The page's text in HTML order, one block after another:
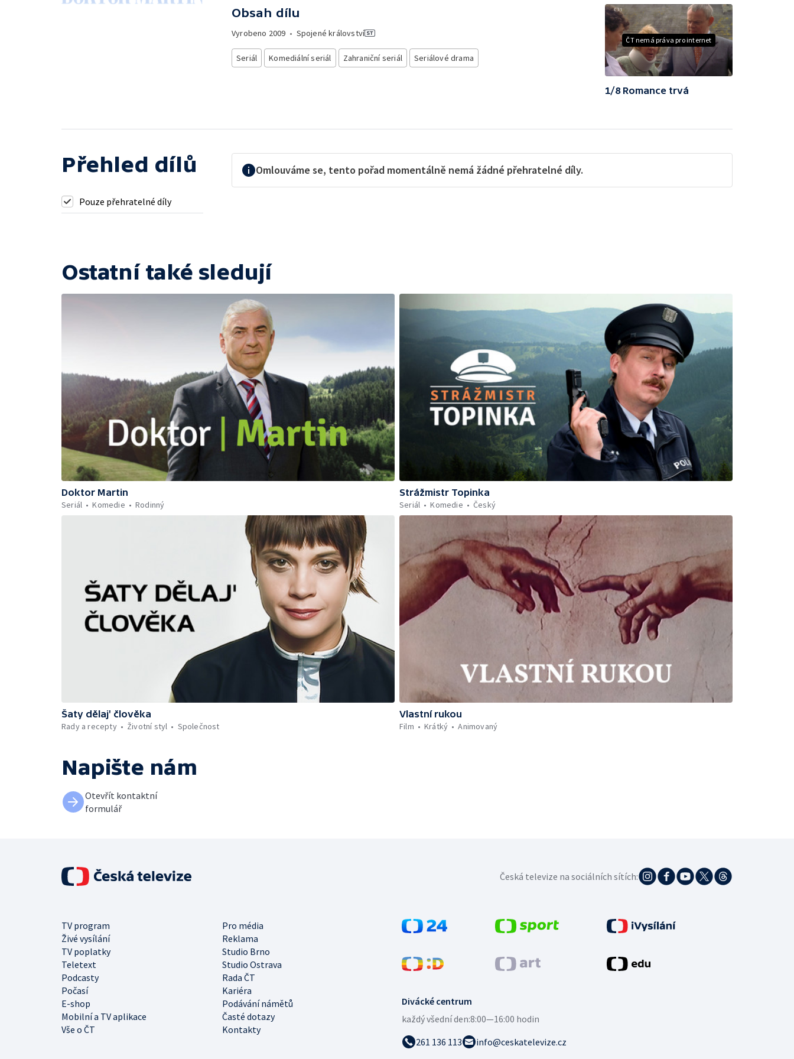
Obsah dílu
Vyrobeno 2009 • Spojené království
Seriál Komediální seriál Zahraniční seriál Seriálové drama
ČT nemá práva pro internet
1/8 Romance trvá
Přehled dílů
Pouze přehratelné díly
Omlouváme se, tento pořad momentálně nemá žádné přehratelné díly.
Ostatní také sledují
Doktor Martin
Seriál
Komedie Rodinný
Strážmistr Topinka
Seriál
Komedie Český
Šaty dělaj' člověka
Rady a recepty
Životní styl Společnost
Vlastní rukou
Film
Krátký Animovaný
Napište nám
Otevřít kontaktní
formulář
Divácké centrum
každý všední den:8:00—16:00 hodin
261 136 113
info@ceskatelevize.cz
TV program
Pro média
Živé vysílání
Reklama
TV poplatky
Studio Brno
Teletext
Studio Ostrava
Podcasty
Rada ČT
Počasí
Kariéra
E-shop
Podávání námětů
Mobilní a TV aplikace
Časté dotazy
Vše o ČT
Kontakty
Česká televize na sociálních sítích: